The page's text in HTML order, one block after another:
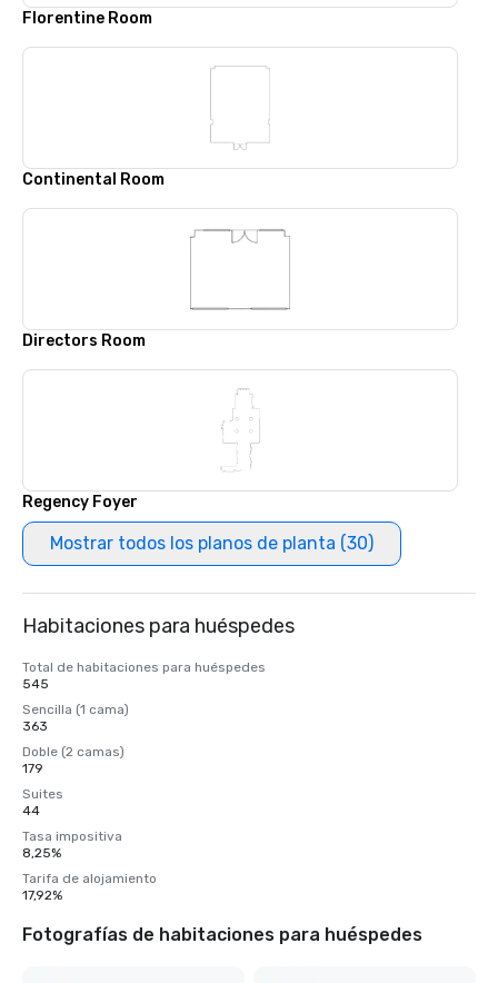
Florentine Room
Continental Room
Directors Room
Regency Foyer
Mostrar todos los planos de planta (30)
Habitaciones para huéspedes
Total de habitaciones para huéspedes
545
Sencilla (1 cama)
363
Doble (2 camas)
179
Suites
44
Tasa impositiva
8,25%
Tarifa de alojamiento
17,92%
Fotografías de habitaciones para huéspedes